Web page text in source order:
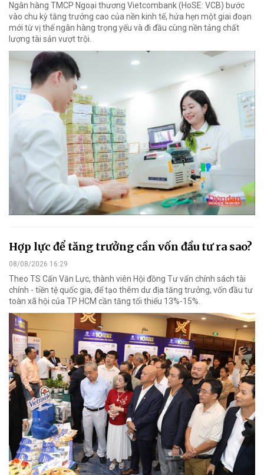
Ngân hàng TMCP Ngoại thương Vietcombank (HoSE: VCB) bước
vào chu kỳ tăng trưởng cao của nền kinh tế, hứa hẹn một giai đoạn
mới từ vị thế ngân hàng trọng yếu và đi đầu cùng nền tảng chất
lượng tài sản vượt trội.
Hợp lực để tăng trưởng cần vốn đầu tư ra sao?
08/08/2026 16:29
Theo TS Cấn Văn Lực, thành viên Hội đồng Tư vấn chính sách tài
chính - tiền tệ quốc gia, để tạo thêm dư địa tăng trưởng, vốn đầu tư
toàn xã hội của TP HCM cần tăng tối thiểu 13%-15%.